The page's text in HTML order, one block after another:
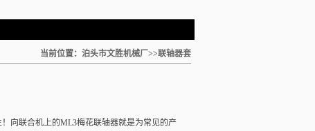
当前位置： 泊头市文胜机械厂 >>联轴器套
！向联合机上的ML3梅花联轴器就是为常见的产